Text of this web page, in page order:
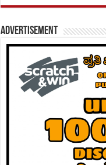
Advertisement